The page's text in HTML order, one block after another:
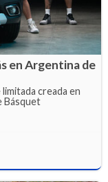
en Argentina de
creada en
Básquet